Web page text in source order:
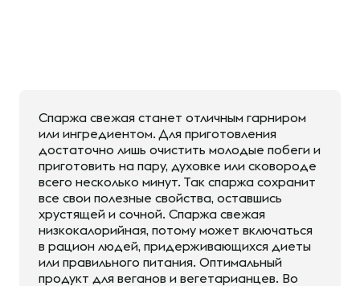
Спаржа свежая станет отличным гарниром
или ингредиентом. Для приготовления
достаточно лишь очистить молодые побеги и
приготовить на пару, духовке или сковороде
всего несколько минут. Так спаржа сохранит
все свои полезные свойства, оставшись
хрустящей и сочной. Спаржа свежая
низкокалорийная, потому может включаться
в рацион людей, придерживающихся диеты
или правильного питания. Оптимальный
продукт для веганов и вегетарианцев. Во